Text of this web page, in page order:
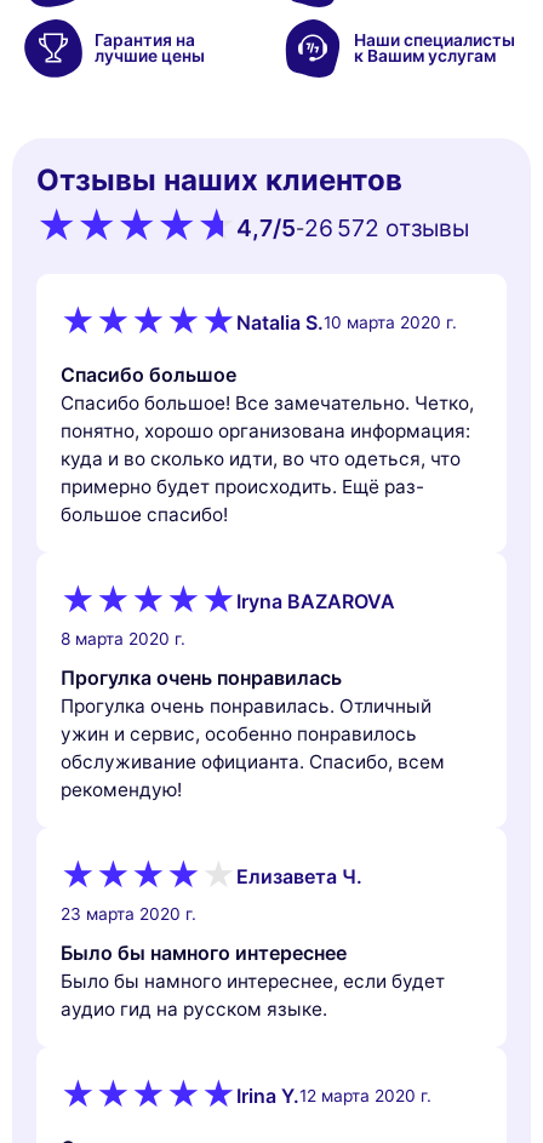
Гарантия на
лучшие цены
Наши специалисты
к Вашим услугам
Отзывы наших клиентов
4,7/5-26 572 oтзывы
Natalia S.10 марта 2020 г.
Спасибо большое
Спасибо большое! Все замечательно. Четко,
понятно, хорошо организована информация:
куда и во сколько идти, во что одеться, что
примерно будет происходить. Ещё раз-
большое спасибо!
Iryna BAZAROVA
8 марта 2020 г.
Прогулка очень понравилась
Прогулка очень понравилась. Отличный
ужин и сервис, особенно понравилось
обслуживание официанта. Спасибо, всем
рекомендую!
Елизавета Ч.
23 марта 2020 г.
Было бы намного интереснее
Было бы намного интереснее, если будет
аудио гид на русском языке.
Irina Y.12 марта 2020 г.